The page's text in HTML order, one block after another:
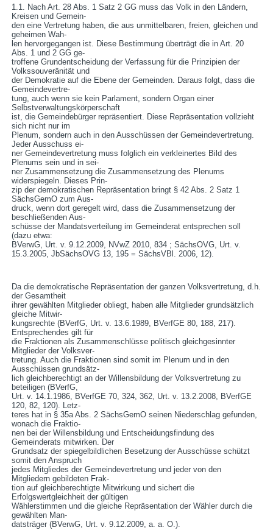
1.1. Nach Art. 28 Abs. 1 Satz 2 GG muss das Volk in den Ländern,
Kreisen und Gemein-
den eine Vertretung haben, die aus unmittelbaren, freien, gleichen und
geheimen Wah-
len hervorgegangen ist. Diese Bestimmung überträgt die in Art. 20
Abs. 1 und 2 GG ge-
troffene Grundentscheidung der Verfassung für die Prinzipien der
Volkssouveränität und
der Demokratie auf die Ebene der Gemeinden. Daraus folgt, dass die
Gemeindevertre-
tung, auch wenn sie kein Parlament, sondern Organ einer
Selbstverwaltungskörperschaft
ist, die Gemeindebürger repräsentiert. Diese Repräsentation vollzieht
sich nicht nur im
Plenum, sondern auch in den Ausschüssen der Gemeindevertretung.
Jeder Ausschuss ei-
ner Gemeindevertretung muss folglich ein verkleinertes Bild des
Plenums sein und in sei-
ner Zusammensetzung die Zusammensetzung des Plenums
widerspiegeln. Dieses Prin-
zip der demokratischen Repräsentation bringt § 42 Abs. 2 Satz 1
SächsGemO zum Aus-
druck, wenn dort geregelt wird, dass die Zusammensetzung der
beschließenden Aus-
schüsse der Mandatsverteilung im Gemeinderat entsprechen soll
(dazu etwa:
BVerwG, Urt. v. 9.12.2009, NVwZ 2010, 834 ; SächsOVG, Urt. v.
15.3.2005, JbSächsOVG 13, 195 = SächsVBl. 2006, 12).
Da die demokratische Repräsentation der ganzen Volksvertretung, d.h.
der Gesamtheit
ihrer gewählten Mitglieder obliegt, haben alle Mitglieder grundsätzlich
gleiche Mitwir-
kungsrechte (BVerfG, Urt. v. 13.6.1989, BVerfGE 80, 188, 217).
Entsprechendes gilt für
die Fraktionen als Zusammenschlüsse politisch gleichgesinnter
Mitglieder der Volksver-
tretung. Auch die Fraktionen sind somit im Plenum und in den
Ausschüssen grundsätz-
lich gleichberechtigt an der Willensbildung der Volksvertretung zu
beteiligen (BVerfG,
Urt. v. 14.1.1986, BVerfGE 70, 324, 362, Urt. v. 13.2.2008, BVerfGE
120, 82, 120). Letz-
teres hat in § 35a Abs. 2 SächsGemO seinen Niederschlag gefunden,
wonach die Fraktio-
nen bei der Willensbildung und Entscheidungsfindung des
Gemeinderats mitwirken. Der
Grundsatz der spiegelbildlichen Besetzung der Ausschüsse schützt
somit den Anspruch
jedes Mitgliedes der Gemeindevertretung und jeder von den
Mitgliedern gebildeten Frak-
tion auf gleichberechtigte Mitwirkung und sichert die
Erfolgswertgleichheit der gültigen
Wählerstimmen und die gleiche Repräsentation der Wähler durch die
gewählten Man-
datsträger (BVerwG, Urt. v. 9.12.2009, a. a. O.).